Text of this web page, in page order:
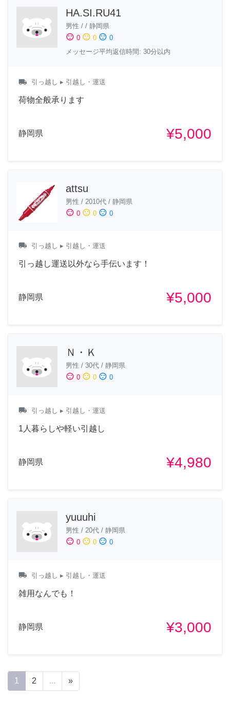
HA.SI.RU41
男性 / / 静岡県
sentiment_satisfied 0 sentiment_neutral 0 sentiment_dissatisfied 0
メッセージ平均返信時間: 30分以内
local_shipping 引っ越し ▸ 引越し・運送
荷物全般承ります
静岡県 ¥5,000
attsu
男性 / 2010代 / 静岡県
sentiment_satisfied 0 sentiment_neutral 0 sentiment_dissatisfied 0
local_shipping 引っ越し ▸ 引越し・運送
引っ越し運送以外なら手伝います！
静岡県 ¥5,000
Ｎ・Ｋ
男性 / 30代 / 静岡県
sentiment_satisfied 0 sentiment_neutral 0 sentiment_dissatisfied 0
local_shipping 引っ越し ▸ 引越し・運送
1人暮らしや軽い引越し
静岡県 ¥4,980
yuuuhi
男性 / 20代 / 静岡県
sentiment_satisfied 0 sentiment_neutral 0 sentiment_dissatisfied 0
local_shipping 引っ越し ▸ 引越し・運送
雑用なんでも！
静岡県 ¥3,000
1 2 ... »